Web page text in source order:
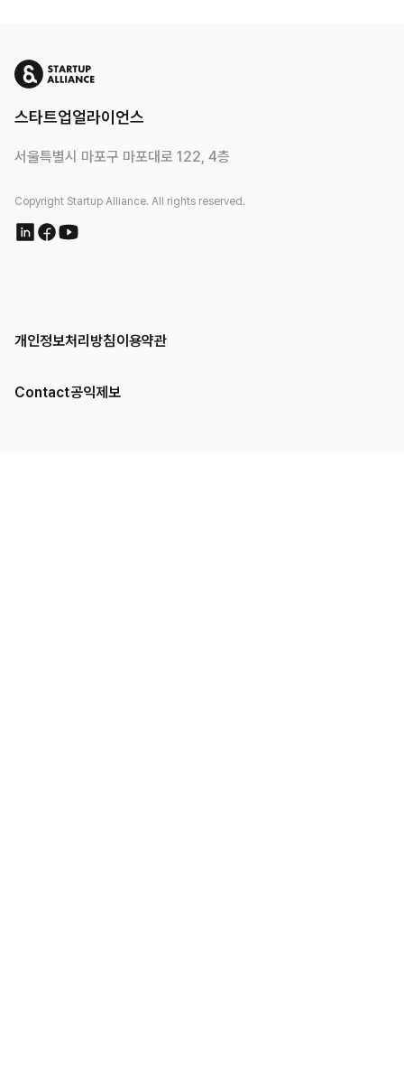
스타트업얼라이언스
서울특별시 마포구 마포대로 122, 4층
Copyright Startup Alliance. All rights reserved.
개인정보처리방침이용약관
Contact공익제보